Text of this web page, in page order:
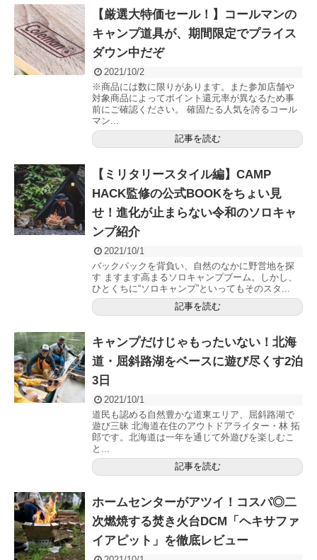
【厳選大特価セール！】コールマンの
キャンプ道具が、期間限定でプライス
ダウン中だぞ
2021/10/2
※商品には数に限りがあります。また参加店舗や
対象商品によってポイント還元率が異なるため事
前にご確認ください。 確固たる人気を誇るコール
マン...
記事を読む
【ミリタリースタイル編】CAMP
HACK監修の公式BOOKをちょい見
せ！進化が止まらない令和のソロキャ
ンプ紹介
2021/10/1
バックパックを背負い、自然のなかに野営地を探
す ますます高まるソロキャンプブーム。しかし、
ひとくちに“ソロキャンプ”といってもそのスタ...
記事を読む
キャンプだけじゃもったいない！北海
道・屈斜路湖をベースに遊び尽くす2泊
3日
2021/10/1
道民も認める自然豊かな道東エリア、屈斜路湖で
遊び三昧 北海道在住のアウトドアライター・林 拓
郎です。北海道は一年を通じて外遊びを楽しむこ
と...
記事を読む
ホームセンターがアツイ！コスパ◎二
次燃焼する焚き火台DCM「ヘキサファ
イアピット」を徹底レビュー